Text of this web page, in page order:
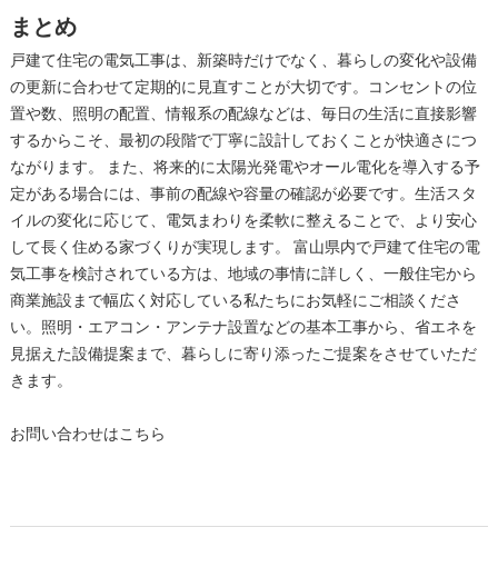
まとめ
戸建て住宅の電気工事は、新築時だけでなく、暮らしの変化や設備
の更新に合わせて定期的に見直すことが大切です。コンセントの位
置や数、照明の配置、情報系の配線などは、毎日の生活に直接影響
するからこそ、最初の段階で丁寧に設計しておくことが快適さにつ
ながります。 また、将来的に太陽光発電やオール電化を導入する予
定がある場合には、事前の配線や容量の確認が必要です。生活スタ
イルの変化に応じて、電気まわりを柔軟に整えることで、より安心
して長く住める家づくりが実現します。 富山県内で戸建て住宅の電
気工事を検討されている方は、地域の事情に詳しく、一般住宅から
商業施設まで幅広く対応している私たちにお気軽にご相談くださ
い。照明・エアコン・アンテナ設置などの基本工事から、省エネを
見据えた設備提案まで、暮らしに寄り添ったご提案をさせていただ
きます。
お問い合わせはこちら